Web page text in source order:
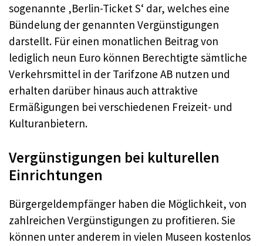
sogenannte ‚Berlin-Ticket S‘ dar, welches eine
Bündelung der genannten Vergünstigungen
darstellt. Für einen monatlichen Beitrag von
lediglich neun Euro können Berechtigte sämtliche
Verkehrsmittel in der Tarifzone AB nutzen und
erhalten darüber hinaus auch attraktive
Ermäßigungen bei verschiedenen Freizeit- und
Kulturanbietern.
Vergünstigungen bei kulturellen
Einrichtungen
Bürgergeldempfänger haben die Möglichkeit, von
zahlreichen Vergünstigungen zu profitieren. Sie
können unter anderem in vielen Museen kostenlos